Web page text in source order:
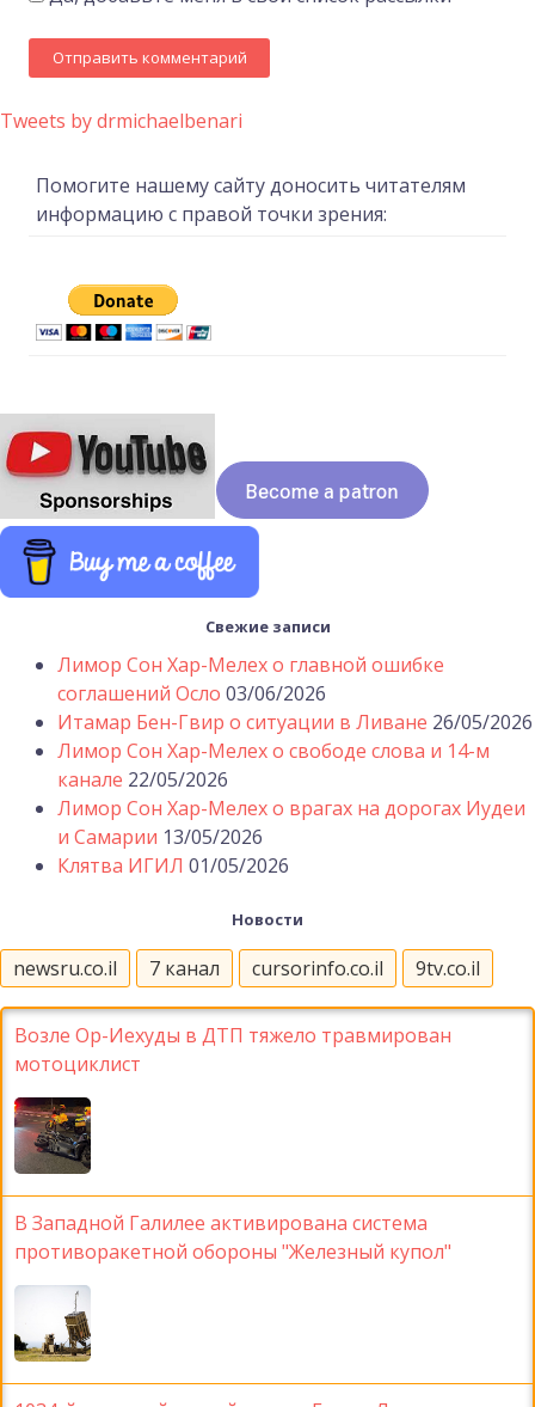
Tweets by drmichaelbenari
Помогите нашему сайту доносить читателям
информацию с правой точки зрения:
Свежие записи
Лимор Сон Хар-Мелех о главной ошибке
соглашений Осло 03/06/2026
Итамар Бен-Гвир о ситуации в Ливане 26/05/2026
Лимор Сон Хар-Мелех о свободе слова и 14-м
канале 22/05/2026
Лимор Сон Хар-Мелех о врагах на дорогах Иудеи
и Самарии 13/05/2026
Клятва ИГИЛ 01/05/2026
Новости
newsru.co.il 7 канал cursorinfo.co.il 9tv.co.il
Возле Ор-Иехуды в ДТП тяжело травмирован
мотоциклист
В Западной Галилее активирована система
противоракетной обороны "Железный купол"